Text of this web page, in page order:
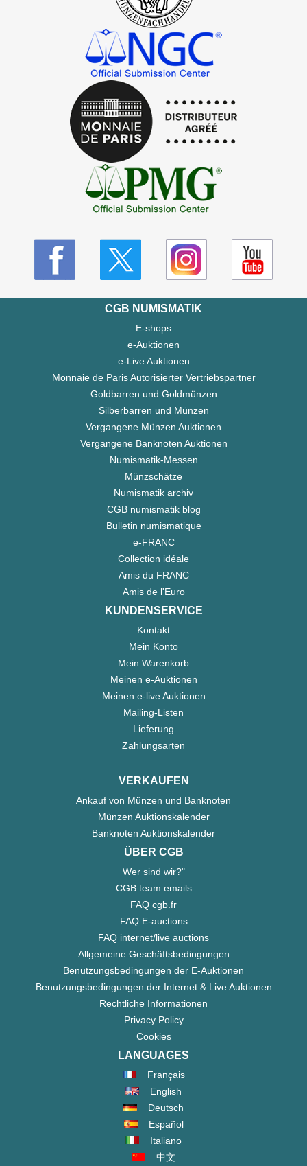
CGB NUMISMATIK
E-shops
e-Auktionen
e-Live Auktionen
Monnaie de Paris Autorisierter Vertriebspartner
Goldbarren und Goldmünzen
Silberbarren und Münzen
Vergangene Münzen Auktionen
Vergangene Banknoten Auktionen
Numismatik-Messen
Münzschätze
Numismatik archiv
CGB numismatik blog
Bulletin numismatique
e-FRANC
Collection idéale
Amis du FRANC
Amis de l'Euro
KUNDENSERVICE
Kontakt
Mein Konto
Mein Warenkorb
Meinen e-Auktionen
Meinen e-live Auktionen
Mailing-Listen
Lieferung
Zahlungsarten
VERKAUFEN
Ankauf von Münzen und Banknoten
Münzen Auktionskalender
Banknoten Auktionskalender
ÜBER CGB
Wer sind wir?"
CGB team emails
FAQ cgb.fr
FAQ E-auctions
FAQ internet/live auctions
Allgemeine Geschäftsbedingungen
Benutzungsbedingungen der E-Auktionen
Benutzungsbedingungen der Internet & Live Auktionen
Rechtliche Informationen
Privacy Policy
Cookies
LANGUAGES
Français
English
Deutsch
Español
Italiano
中文